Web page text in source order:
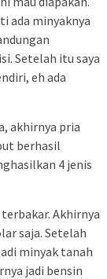
ada minyaknya
Setelah itu saya
eh ada
akhirnya pria
berhasil
4 jenis
Akhirnya
saja. Setelah
minyak tanah
jadi bensin